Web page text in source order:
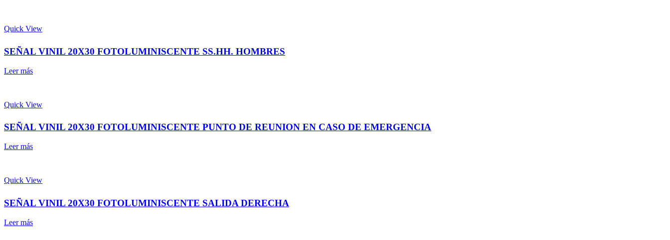
Quick View
SEÑAL VINIL 20X30 FOTOLUMINISCENTE SS.HH. HOMBRES
Leer más
Quick View
SEÑAL VINIL 20X30 FOTOLUMINISCENTE PUNTO DE REUNION EN CASO DE EMERGENCIA
Leer más
Quick View
SEÑAL VINIL 20X30 FOTOLUMINISCENTE SALIDA DERECHA
Leer más